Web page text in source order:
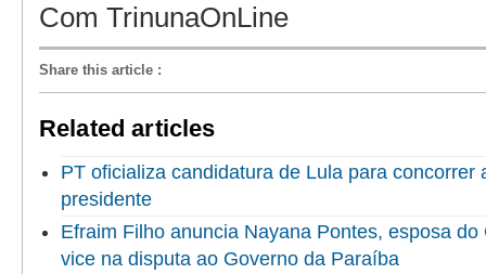
Com TrinunaOnLine
Share this article :
Related articles
PT oficializa candidatura de Lula para concorrer
presidente
Efraim Filho anuncia Nayana Pontes, esposa
vice na disputa ao Governo da Paraíba